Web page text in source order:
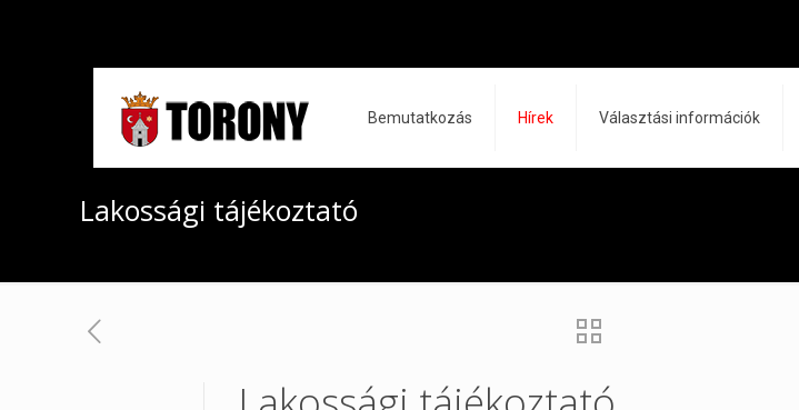
Bemutatkozás Hírek Választási információk
Lakossági tájékoztató